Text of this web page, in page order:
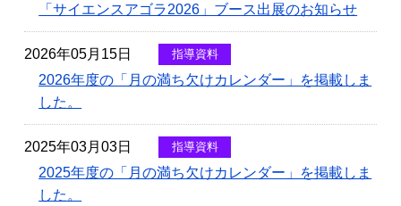
「サイエンスアゴラ2026」ブース出展のお知らせ
2026年05月15日 指導資料
2026年度の「月の満ち欠けカレンダー」を掲載しま
した。
2025年03月03日 指導資料
2025年度の「月の満ち欠けカレンダー」を掲載しま
した。